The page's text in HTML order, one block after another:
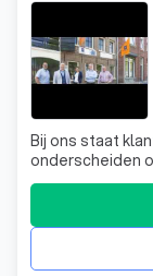
Bij ons staat
onderscheiden
duidelijke
We nemen de
adviseren. Bent